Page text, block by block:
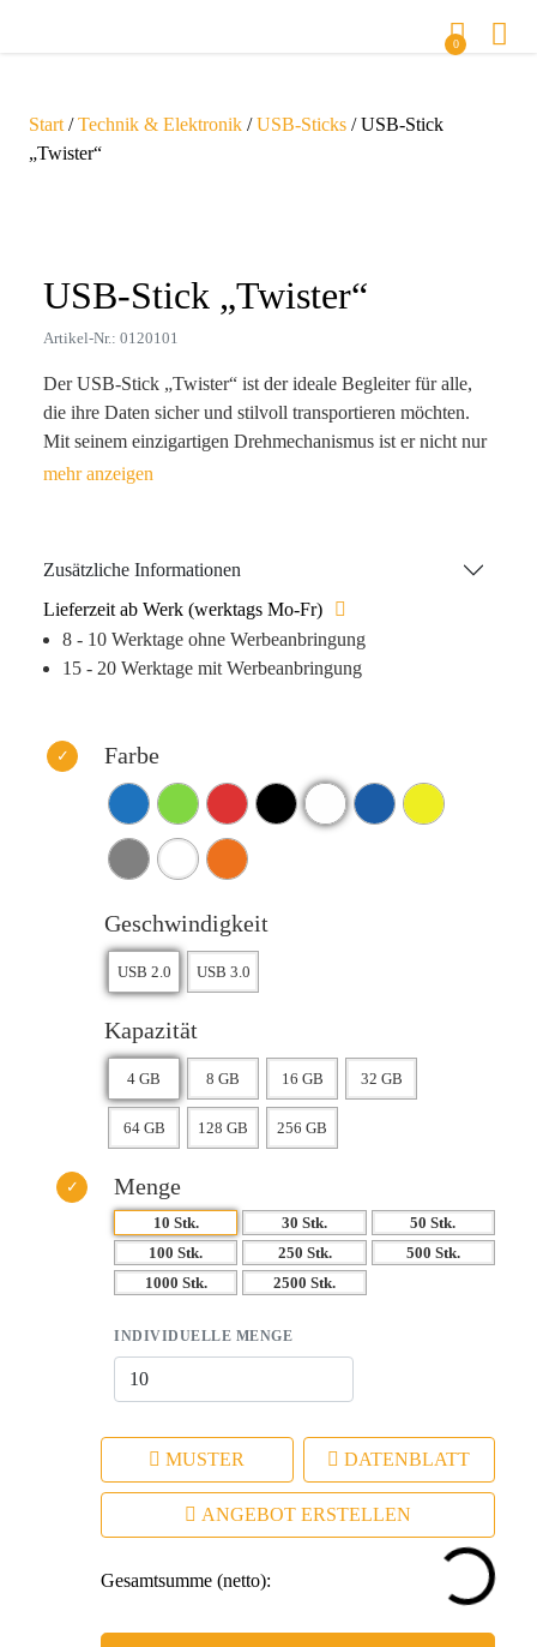
0
Start /Technik & Elektronik /USB-Sticks / USB-Stick
„Twister“
USB-Stick „Twister“
Artikel-Nr.: 0120101
Der USB-Stick „Twister“ ist der ideale Begleiter für alle,
die ihre Daten sicher und stilvoll transportieren möchten.
Mit seinem einzigartigen Drehmechanismus ist er nicht nur
praktisch, sondern auch ein echter Blickfang. Dank seiner
Zusätzliche Informationen
Lieferzeit ab Werk (werktags Mo-Fr)
8 - 10 Werktage ohne Werbeanbringung
15 - 20 Werktage mit Werbeanbringung
Farbe
Geschwindigkeit
Kapazität
Menge
10 Stk. 30 Stk.
50 Stk.
100 Stk.
250 Stk.
500 Stk.
1000 Stk.
2500 Stk.
INDIVIDUELLE MENGE
MUSTER DATENBLATT
ANGEBOT ERSTELLEN
Gesamtsumme (netto):